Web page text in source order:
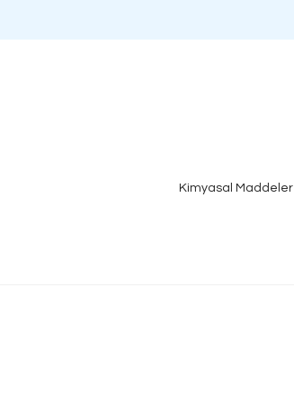
Kimyasal Maddeler